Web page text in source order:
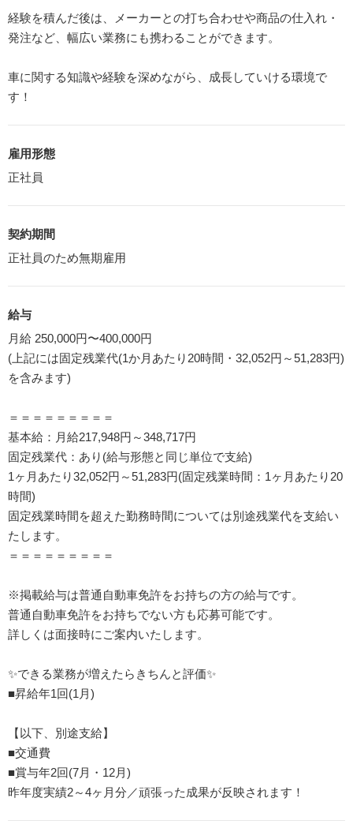
経験を積んだ後は、メーカーとの打ち合わせや商品の仕入れ・
発注など、幅広い業務にも携わることができます。
車に関する知識や経験を深めながら、成長していける環境で
す！
雇用形態
正社員
契約期間
正社員のため無期雇用
給与
月給 250,000円〜400,000円
(上記には固定残業代(1か月あたり20時間・32,052円～51,283円)
を含みます)
＝＝＝＝＝＝＝＝＝
基本給：月給217,948円～348,717円
固定残業代：あり(給与形態と同じ単位で支給)
1ヶ月あたり32,052円～51,283円(固定残業時間：1ヶ月あたり20
時間)
固定残業時間を超えた勤務時間については別途残業代を支給い
たします。
＝＝＝＝＝＝＝＝＝
※掲載給与は普通自動車免許をお持ちの方の給与です。
普通自動車免許をお持ちでない方も応募可能です。
詳しくは面接時にご案内いたします。
✨できる業務が増えたらきちんと評価✨
■昇給年1回(1月)
【以下、別途支給】
■交通費
■賞与年2回(7月・12月)
昨年度実績2～4ヶ月分／頑張った成果が反映されます！